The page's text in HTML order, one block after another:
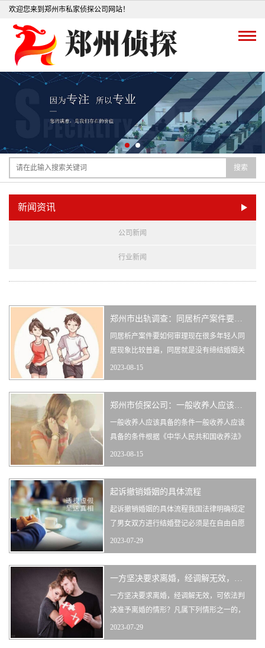
欢迎您来到郑州市私家侦探公司网站！
搜索
新闻资讯
公司新闻
行业新闻
郑州市出轨调查：同居析产案件要如何审理
同居析产案件要如何审理现在很多年轻人同
居现象比较普遍，同居就是没有缔结婚姻关
系但是共同生活在一起，当然同居关系中自
然会涉及财产分割问题，特别是分手时，我
国法律对同居析产纠纷有明确规定，到底同
居析产案件要如何审理？下面诉宁网小编为
您详细介绍。一、同居析产案件要如何审理
个人财产：个人所有的财产一
2023-08-15
郑州市侦探公司：一般收养人应该具备的条件
一般收养人应该具备的条件一般收养人应该
具备的条件根据《中华人民共和国收养法》
规定，收养人应同时具备的条件为：1、无子
女所谓“无子女”是指收养人既没有亲生子
女，也没有养子女和继子女。2、有抚养教育
被收养人的能力所谓“有抚养教育被收养人的
能力”，是指收养人应当具有完全民事行为能
力，在身
2023-08-15
起诉撤销婚姻的具体流程
起诉撤销婚姻的具体流程我国法律明确规定
了男女双方进行结婚登记必须是在自由自愿
的情况下，如果一方是由于受胁迫结婚的，
在法律上是不受认可的，属于无效婚姻。无
效婚姻是可以申请撤销的，需要经过一定的
程序来完成。那么起诉撤销婚姻的具体流程
是什么？下文诉宁网小编为您整理了一些相
关资料，以供参考。一、起诉撤销婚姻···
2023-07-29
一方坚决要求离婚，经调解无效，可依法判决准予离婚的情形？
一方坚决要求离婚，经调解无效，可依法判
决准予离婚的情形？凡属下列情形之一的，
视为夫妻感情确已破裂。一方坚决要求离
婚，经调解无效，也可依法判决准予离婚。
2023-07-29